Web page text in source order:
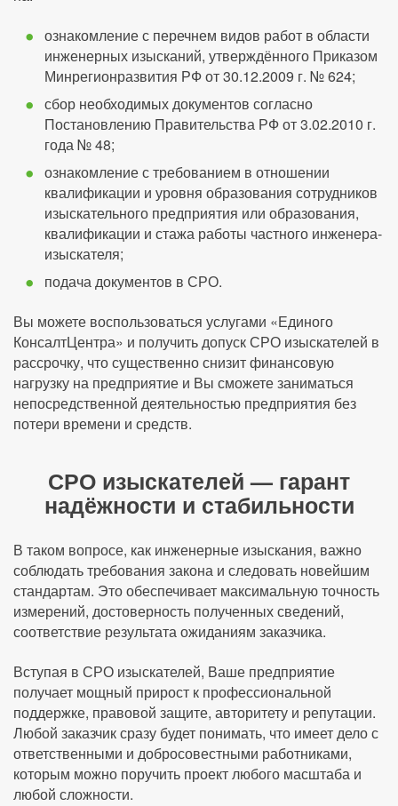
ознакомление с перечнем видов работ в области
инженерных изысканий, утверждённого Приказом
Минрегионразвития РФ от 30.12.2009 г. № 624;
сбор необходимых документов согласно
Постановлению Правительства РФ от 3.02.2010 г.
года № 48;
ознакомление с требованием в отношении
квалификации и уровня образования сотрудников
изыскательного предприятия или образования,
квалификации и стажа работы частного инженера-
изыскателя;
подача документов в СРО.
Вы можете воспользоваться услугами «Единого
КонсалтЦентра» и получить допуск СРО изыскателей в
рассрочку, что существенно снизит финансовую
нагрузку на предприятие и Вы сможете заниматься
непосредственной деятельностью предприятия без
потери времени и средств.
СРО изыскателей — гарант
надёжности и стабильности
В таком вопросе, как инженерные изыскания, важно
соблюдать требования закона и следовать новейшим
стандартам. Это обеспечивает максимальную точность
измерений, достоверность полученных сведений,
соответствие результата ожиданиям заказчика.
Вступая в СРО изыскателей, Ваше предприятие
получает мощный прирост к профессиональной
поддержке, правовой защите, авторитету и репутации.
Любой заказчик сразу будет понимать, что имеет дело с
ответственными и добросовестными работниками,
которым можно поручить проект любого масштаба и
любой сложности.